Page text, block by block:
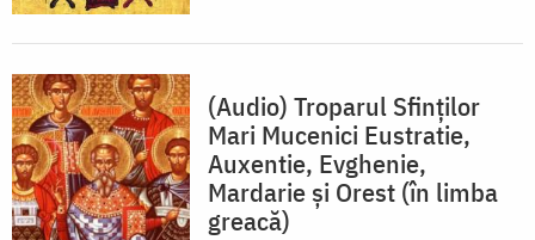
(Audio) Troparul Sfinților
Mari Mucenici Eustratie,
Auxentie, Evghenie,
Mardarie și Orest (în limba
greacă)